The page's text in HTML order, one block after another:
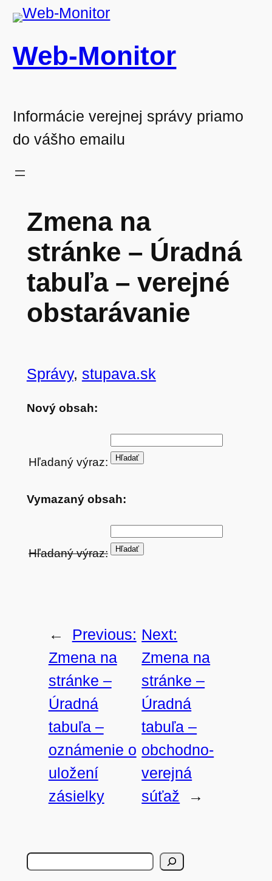
Prejsť
obsah
Web-Monitor
Informácie verejnej správy priamo
do vášho emailu
Zmena na
stránke – Úradná
tabuľa – verejné
obstarávanie
Správy, stupava.sk
Nový obsah:
Hľadaný výraz:
Vymazaný obsah:
Hľadaný výraz:
←
Previous:
Zmena na
stránke –
Úradná
tabuľa –
oznámenie o
uložení
zásielky
Next:
Zmena na
stránke –
Úradná
tabuľa –
obchodno-
verejná
súťaž
→
H